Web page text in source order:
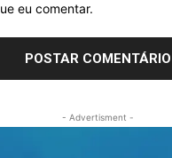
eu comentar.
- Advertisment -